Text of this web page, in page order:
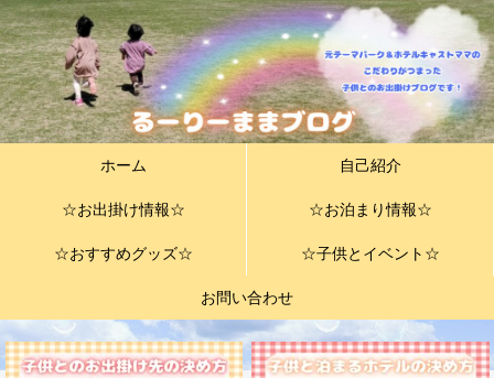
ホーム 自己紹介
☆お出掛け情報☆ ☆お泊まり情報☆
☆おすすめグッズ☆ ☆子供とイベント☆
お問い合わせ